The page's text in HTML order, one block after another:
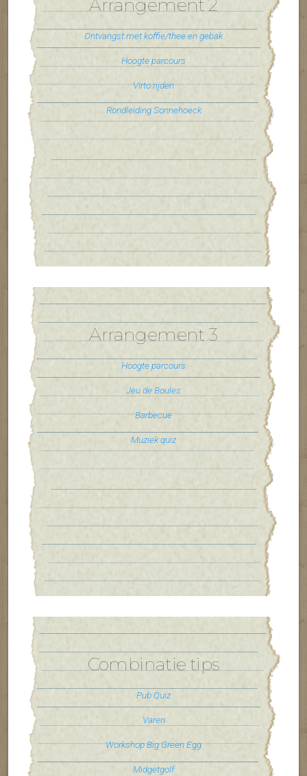
Arrangement 2
Ontvangst met koffie/thee en gebak
Hoogte parcours
Virto rijden
Rondleiding Sonnehoeck
Arrangement 3
Hoogte parcours
Jeu de Boules
Barbecue
Muziek quiz
Combinatie tips
Pub Quiz
Varen
Workshop Big Green Egg
Midgetgolf